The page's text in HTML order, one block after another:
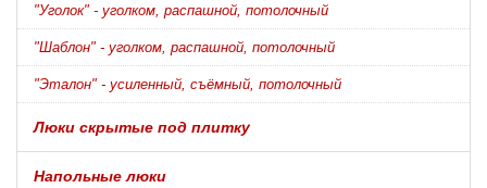
"Уголок" - уголком, распашной, потолочный
"Шаблон" - уголком, распашной, потолочный
"Эталон" - усиленный, съёмный, потолочный
Люки скрытые под плитку
Напольные люки